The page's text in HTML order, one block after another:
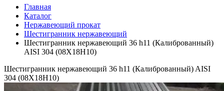
Главная
Каталог
Нержавеющий прокат
Шестигранник нержавеющий
Шестигранник нержавеющий 36 h11 (Калиброванный)
AISI 304 (08Х18Н10)
Шестигранник нержавеющий 36 h11 (Калиброванный) AISI
304 (08Х18Н10)